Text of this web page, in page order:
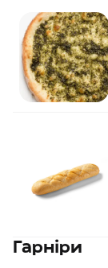
Гарніри